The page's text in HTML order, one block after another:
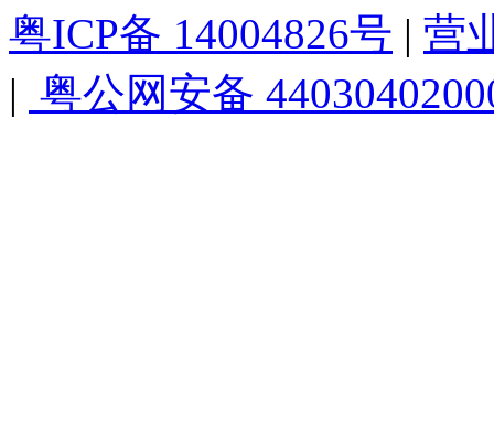
粤ICP备 14004826号 | 营
| 粤公网安备